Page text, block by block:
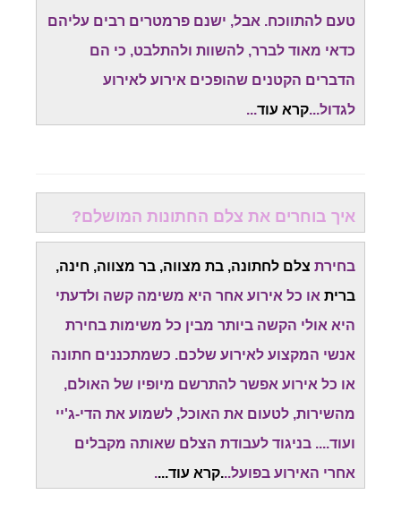
טעם להתווכח. אבל, ישנם פרמטרים רבים עליהם
כדאי מאוד לברר, להשוות ולהתלבט, כי הם
הדברים הקטנים שהופכים אירוע לאירוע
לגדול...קרא עוד...
איך בוחרים את צלם החתונות המושלם?
בחירת צלם לחתונה, בת מצווה, בר מצווה, חינה,
ברית או כל אירוע אחר היא משימה קשה ולדעתי
היא אולי הקשה ביותר מבין כל משימות בחירת
אנשי המקצוע לאירוע שלכם. כשמתכננים חתונה
או כל אירוע אפשר להתרשם מיופיו של האולם,
מהשירות, לטעום את האוכל, לשמוע את הדי-ג'יי
ועוד.... בניגוד לעבודת הצלם שאותה מקבלים
אחרי האירוע בפועל...קרא עוד...
.